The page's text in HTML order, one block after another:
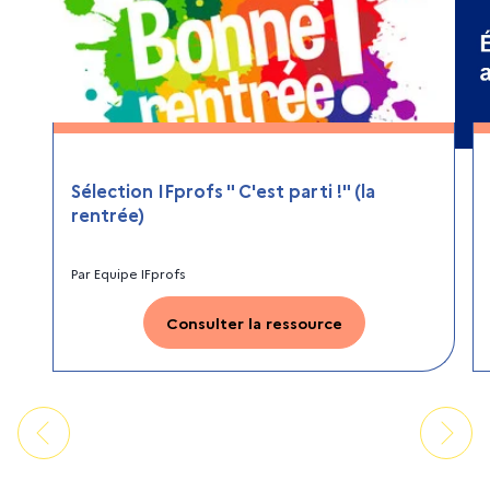
Sélection IFprofs " C'est parti !" (la
rentrée)
ParEquipe IFprofs
Consulter la ressource